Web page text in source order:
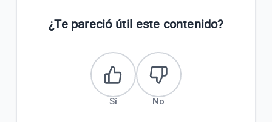
Flujo Recarga de saldo para Puntos de Ventas -
¿Te pareció útil este contenido?
Sí No